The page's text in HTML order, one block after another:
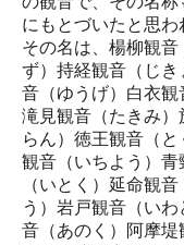
にもとづいたと思わ
その名は、楊柳観音
ず）持経観音（じ
音（ゆうげ）白衣観
滝見観音（たきみ）
らん）徳王観音（
観音（いちよう）
（いとく）延命観
う）岩戸観音（い
音（あのく）阿摩堤